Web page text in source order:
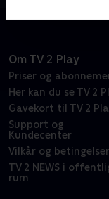
Om TV 2 Play
Priser og
Her kan du se TV 2
Gavekort til TV 2
Support og
Kundecenter
Vilkår og betingelser
TV 2 NEWS i
rum